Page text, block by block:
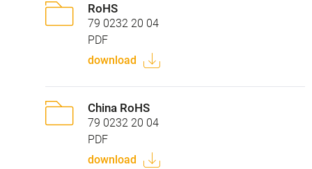
RoHS
79 0232 20 04
PDF
download
China RoHS
79 0232 20 04
PDF
download